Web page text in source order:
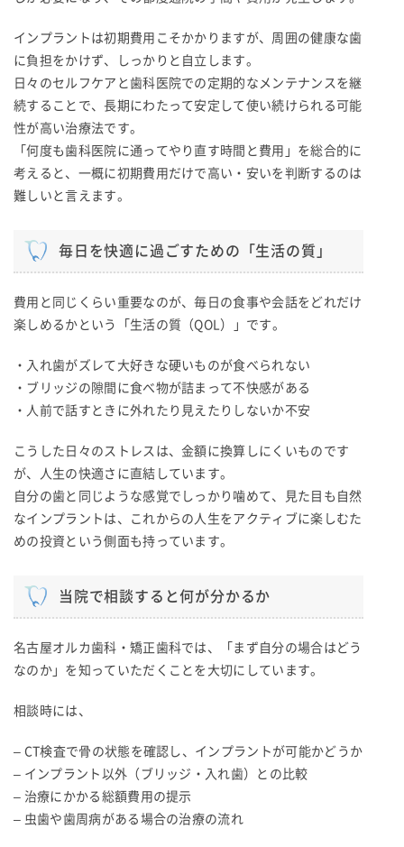
インプラントは初期費用こそかかりますが、周囲の健康な歯
に負担をかけず、しっかりと自立します。
日々のセルフケアと歯科医院での定期的なメンテナンスを継
続することで、長期にわたって安定して使い続けられる可能
性が高い治療法です。
「何度も歯科医院に通ってやり直す時間と費用」を総合的に
考えると、一概に初期費用だけで高い・安いを判断するのは
難しいと言えます。
毎日を快適に過ごすための「生活の質」
費用と同じくらい重要なのが、毎日の食事や会話をどれだけ
楽しめるかという「生活の質（QOL）」です。
・入れ歯がズレて大好きな硬いものが食べられない
・ブリッジの隙間に食べ物が詰まって不快感がある
・人前で話すときに外れたり見えたりしないか不安
こうした日々のストレスは、金額に換算しにくいものです
が、人生の快適さに直結しています。
自分の歯と同じような感覚でしっかり噛めて、見た目も自然
なインプラントは、これからの人生をアクティブに楽しむた
めの投資という側面も持っています。
当院で相談すると何が分かるか
名古屋オルカ歯科・矯正歯科では、「まず自分の場合はどう
なのか」を知っていただくことを大切にしています。
相談時には、
– CT検査で骨の状態を確認し、インプラントが可能かどうか
– インプラント以外（ブリッジ・入れ歯）との比較
– 治療にかかる総額費用の提示
– 虫歯や歯周病がある場合の治療の流れ